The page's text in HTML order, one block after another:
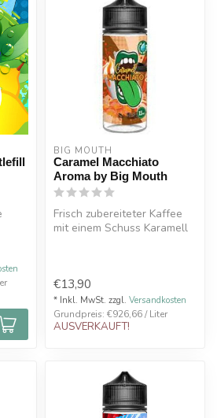
BIG MOUTH
Caramel Macchiato
Aroma by Big Mouth
Frisch zubereiteter Kaffee
mit einem Schuss Karamell
€13,90
* Inkl. MwSt. zzgl. Versandkosten
Grundpreis: €926,66 / Liter
AUSVERKAUFT!